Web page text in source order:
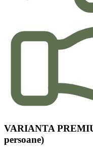
VARIANTA
persoane)